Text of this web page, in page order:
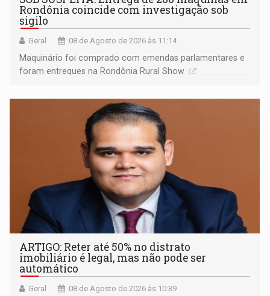
Rondônia coincide com investigação sob
sigilo
Geral 08 de Agosto de 2026 às 11:14
Maquinário foi comprado com emendas parlamentares e
foram entregues na Rondônia Rural Show
ARTIGO: Reter até 50% no distrato
imobiliário é legal, mas não pode ser
automático
Geral 08 de Agosto de 2026 às 10:39